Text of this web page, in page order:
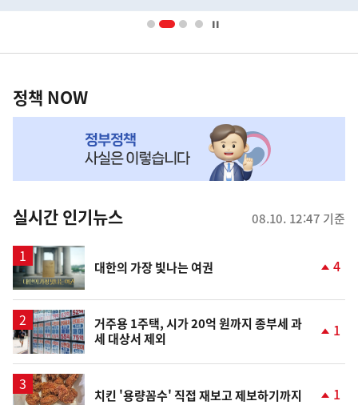
영
책
NOW,
뉴
스
정책 NOW
실시간 인기뉴스 08.10. 12:47 기준
영
상
대한의 가장 빛나는 여권
상
4
거주용 1주택, 시가 20억 원까지 종부세 과
세 대상서 제외
상
1
치킨 '용량꼼수' 직접 재보고 제보하기까지 1